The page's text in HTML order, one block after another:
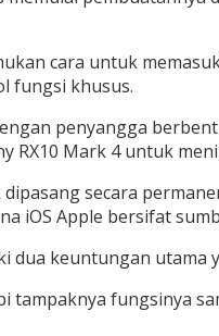
cara untuk
fungsi khusus.
penyangga
RX10 Mark 4 untuk
secara
iOS Apple bersifat
dua keuntungan utama
tampaknya fungsinya